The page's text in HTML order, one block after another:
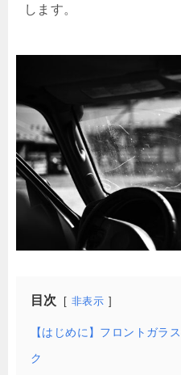
します。
目次 非表示
【はじめに】フロントガラ
ク